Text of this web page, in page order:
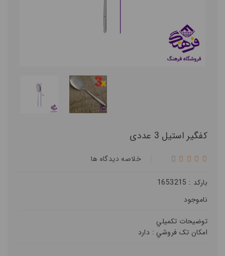
کفگیر استیل 3 عددی
خلاصه ديدگاه ها
بارکد : 1653215
ناموجود
توضيحات تکميلي
امکان تک فروشي : دارد